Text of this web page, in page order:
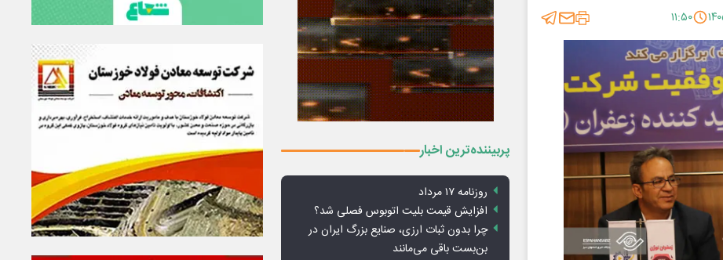
۱۱:۵۰
پربیننده‌ترین اخبار
روزنامه ۱۷ مرداد
افزایش قیمت بلیت اتوبوس فصلی شد؟
چرا بدون ثبات ارزی، صنایع بزرگ ایران در
بن‌بست باقی می‌مانند